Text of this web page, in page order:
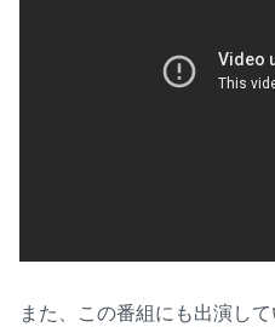
また、この番組にも出演し